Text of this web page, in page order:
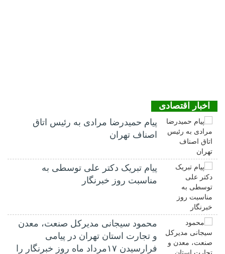
اخبار اقتصادی
پیام حمیدرضا مرادی به رئیس اتاق
اصناف تهران
پیام تبریک دکتر علی توسطی به
مناسبت روز خبرنگار
محمود سیجانی مدیرکل صنعت، معدن
و تجارت استان تهران در پیامی
فرارسیدن ۱۷مرداد ماه روز خبرنگار را